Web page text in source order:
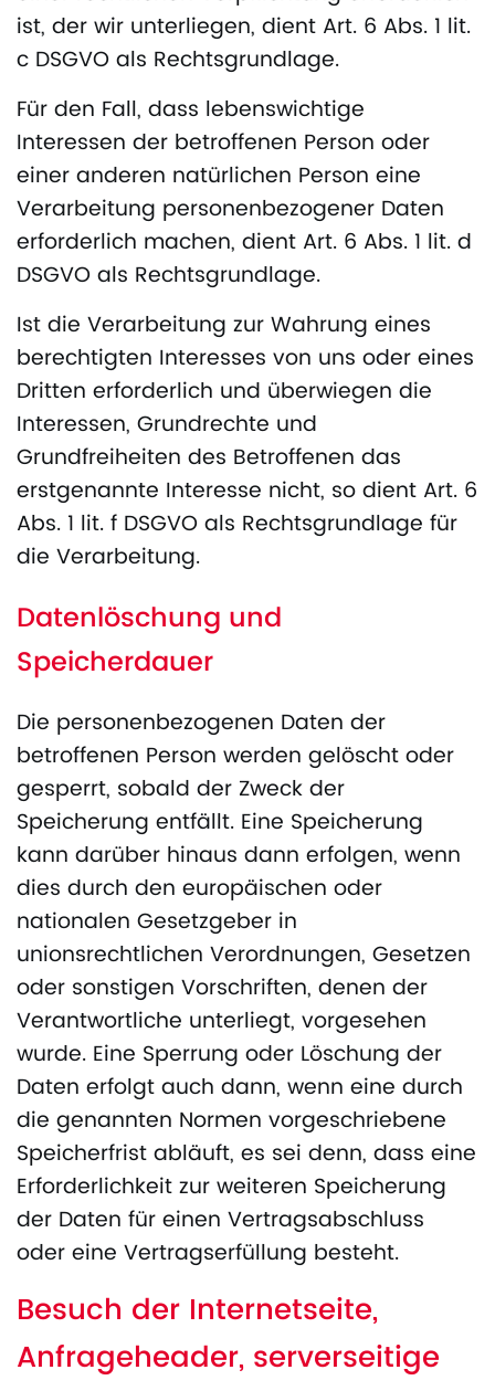
ist, der wir unterliegen, dient Art. 6 Abs. 1 lit.
c DSGVO als Rechtsgrundlage.
Für den Fall, dass lebenswichtige
Interessen der betroffenen Person oder
einer anderen natürlichen Person eine
Verarbeitung personenbezogener Daten
erforderlich machen, dient Art. 6 Abs. 1 lit. d
DSGVO als Rechtsgrundlage.
Ist die Verarbeitung zur Wahrung eines
berechtigten Interesses von uns oder eines
Dritten erforderlich und überwiegen die
Interessen, Grundrechte und
Grundfreiheiten des Betroffenen das
erstgenannte Interesse nicht, so dient Art. 6
Abs. 1 lit. f DSGVO als Rechtsgrundlage für
die Verarbeitung.
Datenlöschung und
Speicherdauer
Die personenbezogenen Daten der
betroffenen Person werden gelöscht oder
gesperrt, sobald der Zweck der
Speicherung entfällt. Eine Speicherung
kann darüber hinaus dann erfolgen, wenn
dies durch den europäischen oder
nationalen Gesetzgeber in
unionsrechtlichen Verordnungen, Gesetzen
oder sonstigen Vorschriften, denen der
Verantwortliche unterliegt, vorgesehen
wurde. Eine Sperrung oder Löschung der
Daten erfolgt auch dann, wenn eine durch
die genannten Normen vorgeschriebene
Speicherfrist abläuft, es sei denn, dass eine
Erforderlichkeit zur weiteren Speicherung
der Daten für einen Vertragsabschluss
oder eine Vertragserfüllung besteht.
Besuch der Internetseite,
Anfrageheader, serverseitige